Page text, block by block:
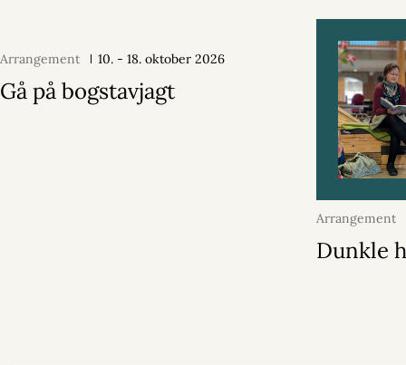
Arrangement 10. - 18. oktober 2026
Gå på bogstavjagt
Arrangement
2026
Dunkle